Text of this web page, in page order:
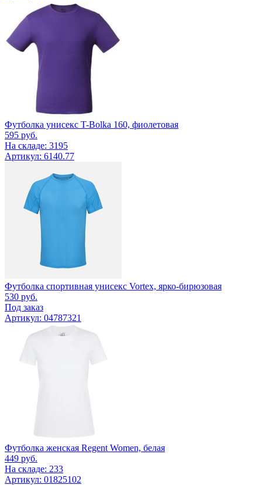
Футболка унисекс T-Bolka 160, фиолетовая
595 руб.
На складе: 3195
Артикул: 6140.77
Футболка спортивная унисекс Vortex, ярко-бирюзовая
530 руб.
Под заказ
Артикул: 04787321
Футболка женская Regent Women, белая
449 руб.
На складе: 233
Артикул: 01825102